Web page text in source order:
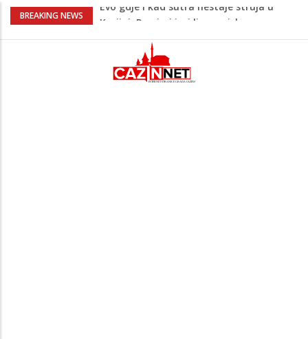
BREAKING NEWS
U Americi na Ahiret preselio Fikret
Ušao u dvorište i nasrnuo na 30-
godišnjakinju: Suprug ga savladao i
zadržao do dolaska policije